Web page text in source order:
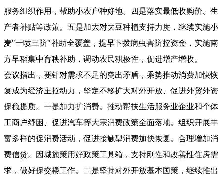
服务组织作用，帮助小农户种好地。四是落实最低收购价、生
产者补贴等政策。五是加大对大豆种植支持力度，继续实施小
麦"一喷三防"补助全覆盖，提早下拨病虫害防控资金，实施南
方早稻集中育秧补助，调动农民积极性，促进增产增收。
会议指出，要针对需求不足的突出矛盾，乘势推动消费加快恢
复成为经济主拉动力，坚定不移扩大对外开放、促进外贸外资
保稳提质。一是加力扩消费。推动帮扶生活服务业企业和个体
工商户纾困、促进汽车等大宗消费政策全面落地。组织开展丰
富多样的促消费活动，促进接触型消费加快恢复。合理增加消
费信贷。因城施策用好政策工具箱，支持刚性和改善性住房需
求，做好保交楼工作。二是坚持对外开放基本国策，继续推出